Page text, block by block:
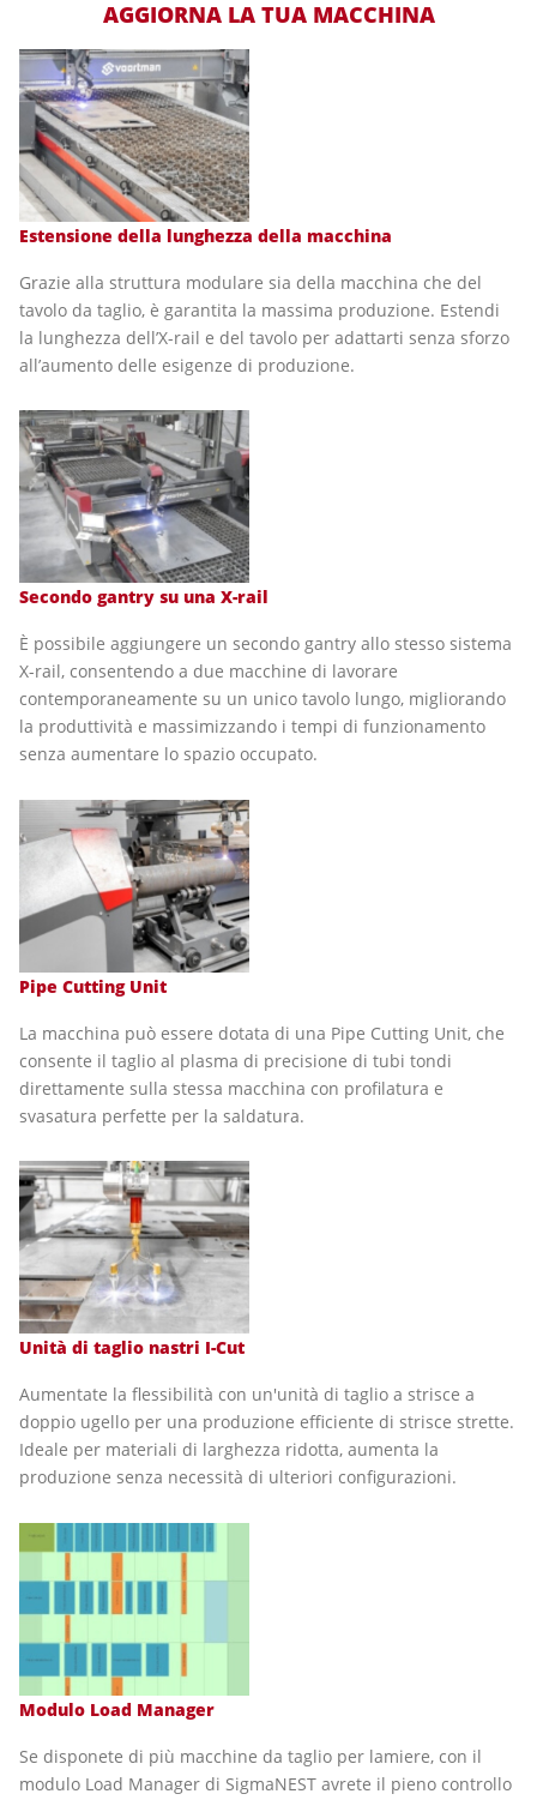
AGGIORNA LA TUA MACCHINA
Estensione della lunghezza della macchina
Grazie alla struttura modulare sia della macchina che del
tavolo da taglio, è garantita la massima produzione. Estendi
la lunghezza dell’X-rail e del tavolo per adattarti senza sforzo
all’aumento delle esigenze di produzione.
Secondo gantry su una X-rail
È possibile aggiungere un secondo gantry allo stesso sistema
X-rail, consentendo a due macchine di lavorare
contemporaneamente su un unico tavolo lungo, migliorando
la produttività e massimizzando i tempi di funzionamento
senza aumentare lo spazio occupato.
Pipe Cutting Unit
La macchina può essere dotata di una Pipe Cutting Unit, che
consente il taglio al plasma di precisione di tubi tondi
direttamente sulla stessa macchina con profilatura e
svasatura perfette per la saldatura.
Unità di taglio nastri I-Cut
Aumentate la flessibilità con un'unità di taglio a strisce a
doppio ugello per una produzione efficiente di strisce strette.
Ideale per materiali di larghezza ridotta, aumenta la
produzione senza necessità di ulteriori configurazioni.
Modulo Load Manager
Se disponete di più macchine da taglio per lamiere, con il
modulo Load Manager di SigmaNEST avrete il pieno controllo